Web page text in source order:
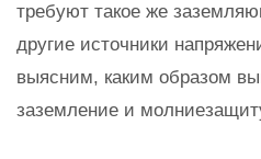
требуют такое же
другие источники
выясним, каким образом
заземление и